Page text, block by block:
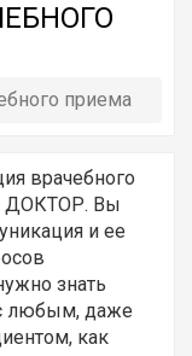
приема
врачебного
ДОКТОР. Вы
и ее
знать
любым, даже
как